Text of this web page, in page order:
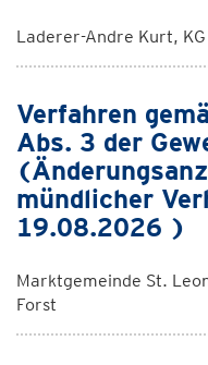
Laderer-Andre Kurt, KG
Verfahren
Abs. 3 der
mündlicher
19.08.2026 )
Marktgemeinde St.
Forst